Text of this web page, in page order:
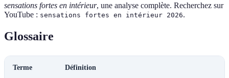
sensations fortes en intérieur, une analyse complète. Recherchez sur
YouTube : sensations fortes en intérieur 2026.
Glossaire
Terme Définition